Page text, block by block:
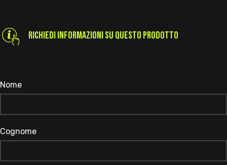
RICHIEDI INFORMAZIONI SU QUESTO PRODOTTO
Nome
Cognome